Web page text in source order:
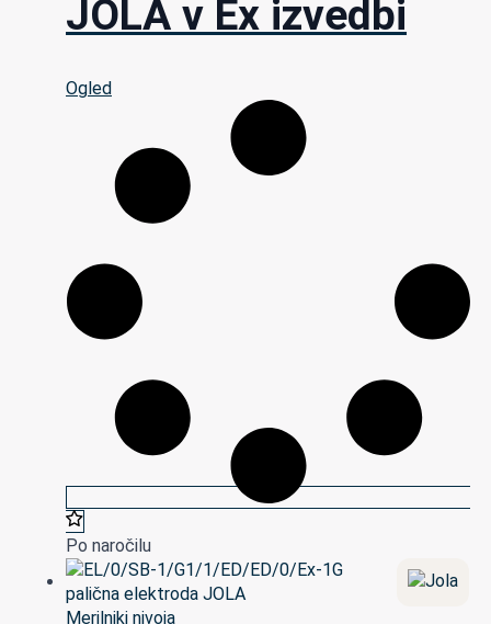
JOLA v Ex izvedbi
Ogled
Po naročilu
Merilniki nivoja